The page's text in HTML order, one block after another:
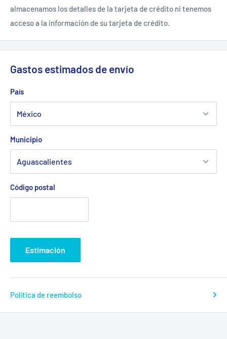
almacenamos los detalles de la tarjeta de crédito ni tenemos
acceso a la información de su tarjeta de crédito.
Gastos estimados de envío
País
Municipio
Código postal
Estimación
Política de reembolso